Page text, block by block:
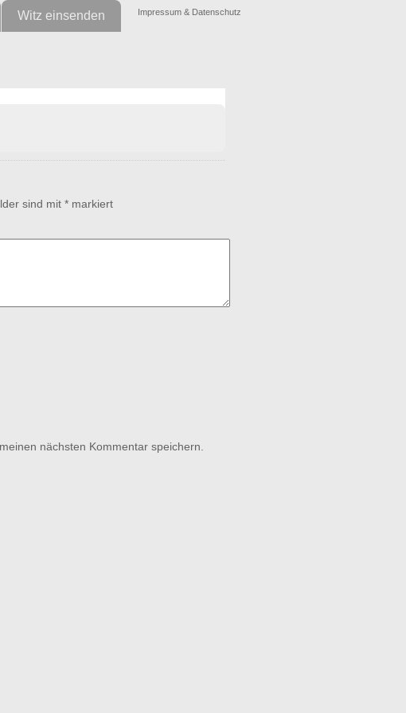
Impressum & Datenschutz
Witz einsenden
sind mit * markiert
nächsten Kommentar speichern.